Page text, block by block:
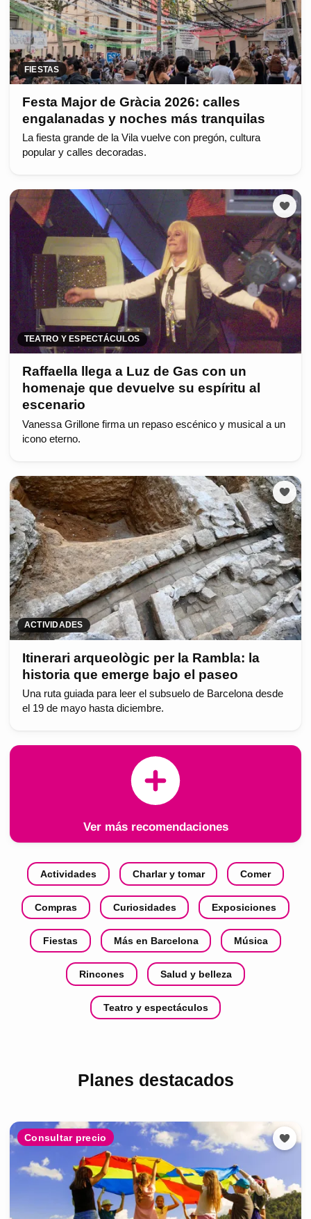
FIESTAS
Festa Major de Gràcia 2026: calles
engalanadas y noches más tranquilas
La fiesta grande de la Vila vuelve con pregón, cultura
popular y calles decoradas.
TEATRO Y ESPECTÁCULOS
Raffaella llega a Luz de Gas con un
homenaje que devuelve su espíritu al
escenario
Vanessa Grillone firma un repaso escénico y musical a un
icono eterno.
ACTIVIDADES
Itinerari arqueològic per la Rambla: la
historia que emerge bajo el paseo
Una ruta guiada para leer el subsuelo de Barcelona desde
el 19 de mayo hasta diciembre.
Ver más recomendaciones
Actividades Charlar y tomar Comer
Compras Curiosidades Exposiciones
Fiestas Más en Barcelona Música
Rincones Salud y belleza
Teatro y espectáculos
Planes destacados
Consultar precio